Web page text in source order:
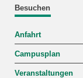
Besuchen
Anfahrt
Campusplan
Veranstaltungen